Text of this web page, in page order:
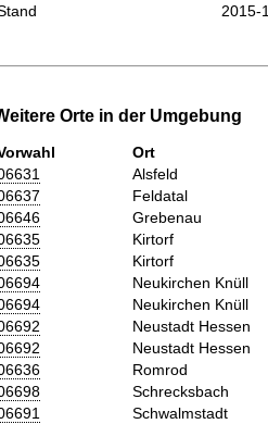
2015-
Orte in der Umgebung
Ort
Alsfeld
Feldatal
Grebenau
Kirtorf
Kirtorf
Neukirchen Knüll
Neukirchen Knüll
Neustadt Hessen
Neustadt Hessen
Romrod
Schrecksbach
Schwalmstadt